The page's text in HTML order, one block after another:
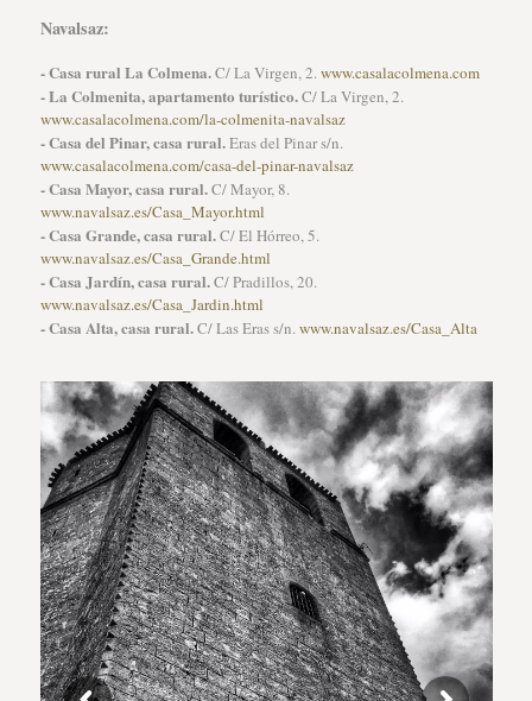
Navalsaz:
- Casa rural La Colmena.C/ La Virgen, 2. www.casalacolmena.com
- La Colmenita, apartamento turístico.C/ La Virgen, 2.
www.casalacolmena.com/la-colmenita-navalsaz
- Casa del Pinar, casa rural.Eras del Pinar s/n.
www.casalacolmena.com/casa-del-pinar-navalsaz
- Casa Mayor, casa rural.C/ Mayor, 8.
www.navalsaz.es/Casa_Mayor.html
- Casa Grande, casa rural.C/ El Hórreo, 5.
www.navalsaz.es/Casa_Grande.html
- Casa Jardín, casa rural.C/ Pradillos, 20.
www.navalsaz.es/Casa_Jardin.html
- Casa Alta, casa rural.C/ Las Eras s/n. www.navalsaz.es/Casa_Alta